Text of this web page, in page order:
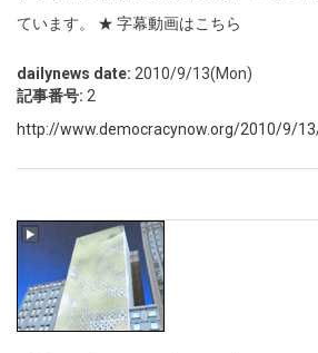
ています。 ★ 字幕動画はこちら
dailynews date: 2010/9/13(Mon)
記事番号: 2
http://www.democracynow.org/2010/9/